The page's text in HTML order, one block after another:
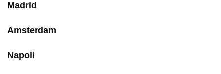
Madrid
Amsterdam
Napoli